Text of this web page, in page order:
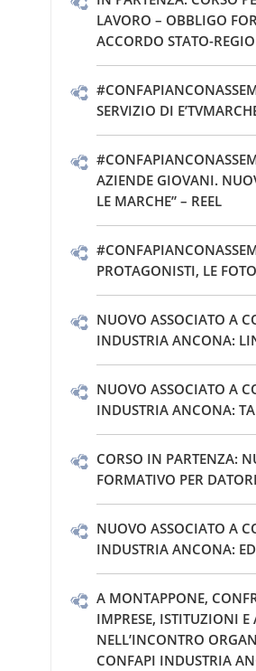
LAVORO – OBBLIGO
ACCORDO STATO-
SERVIZIO DI
AZIENDE GIOVANI.
LE MARCHE” – REEL
PROTAGONISTI, LE
NUOVO ASSOCIATO A
INDUSTRIA ANCONA:
NUOVO ASSOCIATO A
INDUSTRIA ANCONA:
CORSO IN PARTENZA:
FORMATIVO PER
NUOVO ASSOCIATO A
INDUSTRIA ANCONA:
A MONTAPPONE,
IMPRESE, ISTITUZIONI E
NELL’INCONTRO
CONFAPI INDUSTRIA